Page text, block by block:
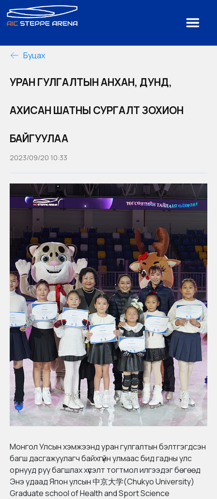
Буцах
УРАН ГУЛГАЛТЫН АНХАН, ДУНД,
АХИСАН ШАТНЫ СУРГАЛТ ЗОХИОН
БАЙГУУЛАА
2023/09/20 10:33
Монгол Улсын хэмжээнд уран гулгалтын бэлтгэгдсэн
багш дасгажуулагч байхгүйн улмаас бид гадны улс
орнууд руу багшлах хүсэлт тогтмол илгээдэг бөгөөд
Энэ удаад Япон улсын中京大学(Chukyo University)
Graduate school of Health and Sport Science